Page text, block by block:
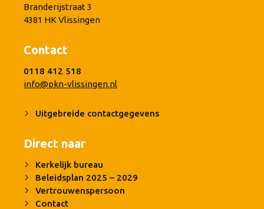
Branderijstraat 3
4381 HK Vlissingen
Contact
0118 412 518
info@pkn-vlissingen.nl
Uitgebreide contactgegevens
Direct naar
Kerkelijk bureau
Beleidsplan 2025 – 2029
Vertrouwenspersoon
Contact